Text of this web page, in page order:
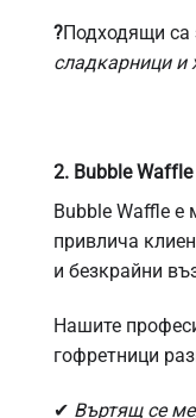
?Подходящи са
сладкарници и
2. Bubble
Bubble Waffle е
привлича
и безкрайни
Нашите
гофретници
✔ Въртящ се